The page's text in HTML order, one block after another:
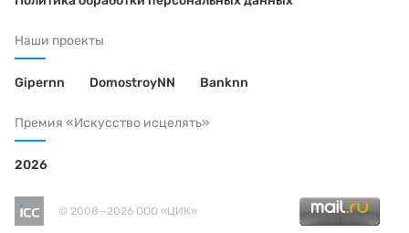
Наши проекты
Gipernn DomostroyNN Banknn
Премия «Искусство исцелять»
2026
© 2008—2026 ООО «ЦИК»